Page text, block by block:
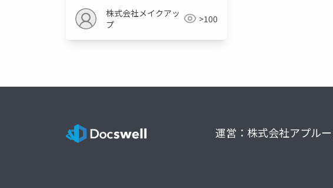
株式会社メイクアッ
プ
>100
運営：株式会社アプル